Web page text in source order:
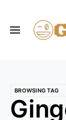
BROWSING TAG